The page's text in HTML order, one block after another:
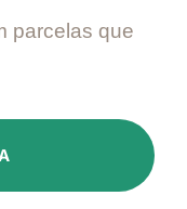
parcelas que